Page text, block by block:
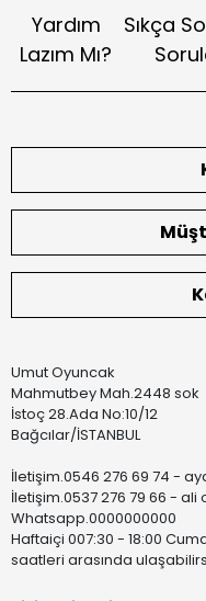
Yardım
Lazım Mı?
Sıkça
Umut Oyuncak
Mahmutbey Mah.2448 sok
İstoç 28.Ada No:10/12
Bağcılar/İSTANBUL
İletişim.0546 276 69 74 -
İletişim.0537 276 79 66 - ali
Whatsapp.0000000000
Haftaiçi 007:30 - 18:00
saatleri arasında